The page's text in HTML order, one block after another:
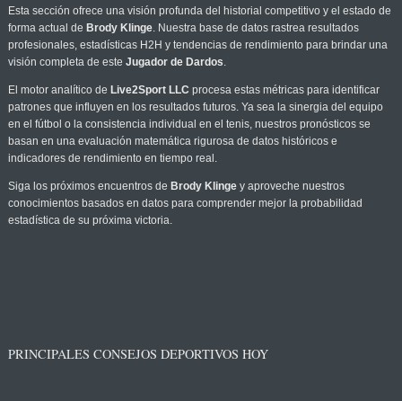
Esta sección ofrece una visión profunda del historial competitivo y el estado de
forma actual de Brody Klinge. Nuestra base de datos rastrea resultados
profesionales, estadísticas H2H y tendencias de rendimiento para brindar una
visión completa de este Jugador de Dardos.
El motor analítico de Live2Sport LLC procesa estas métricas para identificar
patrones que influyen en los resultados futuros. Ya sea la sinergia del equipo
en el fútbol o la consistencia individual en el tenis, nuestros pronósticos se
basan en una evaluación matemática rigurosa de datos históricos e
indicadores de rendimiento en tiempo real.
Siga los próximos encuentros de Brody Klingey aproveche nuestros
conocimientos basados en datos para comprender mejor la probabilidad
estadística de su próxima victoria.
PRINCIPALES CONSEJOS DEPORTIVOS HOY